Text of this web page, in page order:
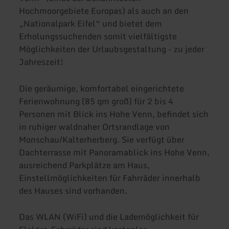
Hochmoorgebiete Europas) als auch an den
„Nationalpark Eifel“ und bietet dem
Erholungssuchenden somit vielfältigste
Möglichkeiten der Urlaubsgestaltung - zu jeder
Jahreszeit!
Die geräumige, komfortabel eingerichtete
Ferienwohnung (85 qm groß) für 2 bis 4
Personen mit Blick ins Hohe Venn, befindet sich
in ruhiger waldnaher Ortsrandlage von
Monschau/Kalterherberg. Sie verfügt über
Dachterrasse mit Panoramablick ins Hohe Venn,
ausreichend Parkplätze am Haus,
Einstellmöglichkeiten für Fahrräder innerhalb
des Hauses sind vorhanden.
Das WLAN (WiFi) und die Lademöglichkeit für